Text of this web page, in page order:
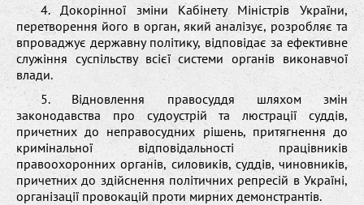
4. Докорінної зміни Кабінету Міністрів України,
перетворення його в орган, який аналізує, розробляє та
впроваджує державну політику, відповідає за ефективне
служіння суспільству всієї системи органів виконавчої
влади.
5. Відновлення правосуддя шляхом змін
законодавства про судоустрій та люстрації суддів,
причетних до неправосудних рішень, притягнення до
кримінальної відповідальності працівників
правоохоронних органів, силовиків, суддів, чиновників,
причетних до здійснення політичних репресій в Україні,
організації провокацій проти мирних демонстрантів.